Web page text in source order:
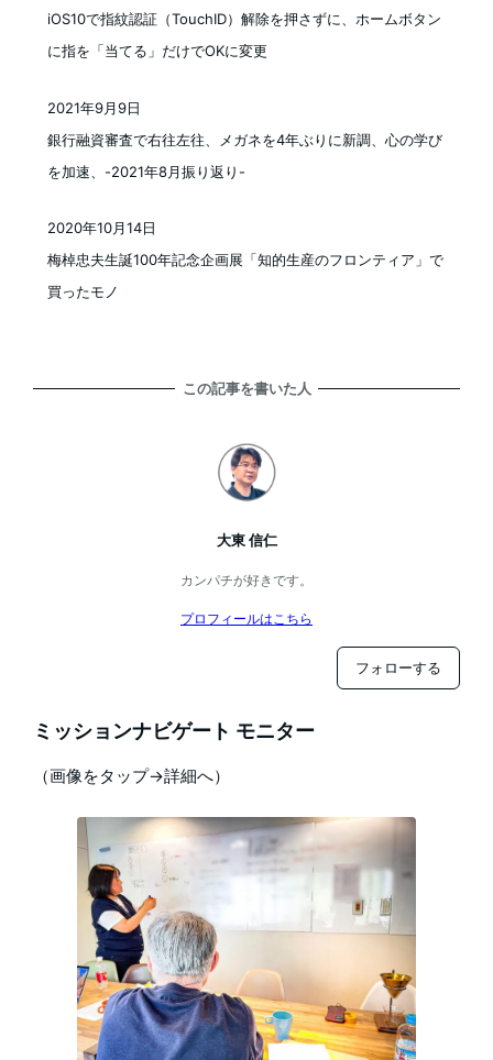
iOS10で指紋認証（TouchID）解除を押さずに、ホームボタン
に指を「当てる」だけでOKに変更
銀行融資審査で右往左往、メガネを4年ぶりに新調、心の学び
を加速、-2021年8月振り返り-
投稿日
2021年9月9日
梅棹忠夫生誕100年記念企画展「知的生産のフロンティア」で
買ったモノ
2020年10月14日
この記事を書いた人
大東 信仁
カンパチが好きです。
プロフィールはこちら
フォローする
ミッションナビゲート モニター
（画像をタップ→詳細へ）